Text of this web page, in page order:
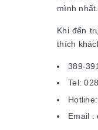
mình nhất.
Khi đến
thích
389-
Tel:
Email :